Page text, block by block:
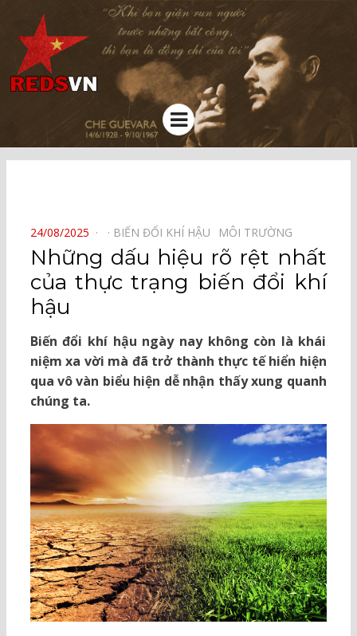
Kênh chia sẻ tri thức cộng đồng
Menu
POSTED
ON
24/08/2025 BIẾN ĐỔI KHÍ HẬU⠀ MÔI TRƯỜNG⠀
Những dấu hiệu rõ rệt nhất
của thực trạng biến đổi khí
hậu
Biến đổi khí hậu ngày nay không còn là khái
niệm xa vời mà đã trở thành thực tế hiển hiện
qua vô vàn biểu hiện dễ nhận thấy xung quanh
chúng ta.